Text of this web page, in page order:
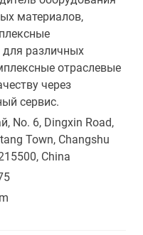
материалов,
для различных
отраслевые
через
сервис.
No. 6, Dingxin Road,
Town, Changshu
China